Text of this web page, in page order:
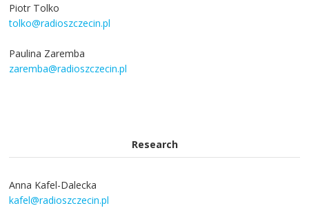
Piotr Tolko
tolko@radioszczecin.pl
Paulina Zaremba
zaremba@radioszczecin.pl
Research
Anna Kafel-Dalecka
kafel@radioszczecin.pl